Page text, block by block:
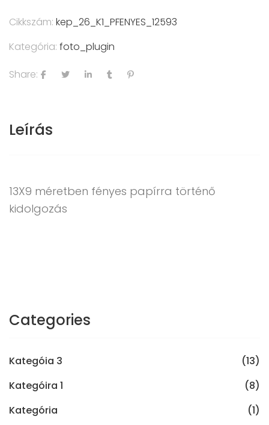
Cikkszám: kep_26_K1_PFENYES_12593
Kategória: foto_plugin
Share:
Leírás
13X9 méretben fényes papírra történő
kidolgozás
Categories
Kategóia 3
(13)
Kategóira 1
(8)
Kategória
(1)